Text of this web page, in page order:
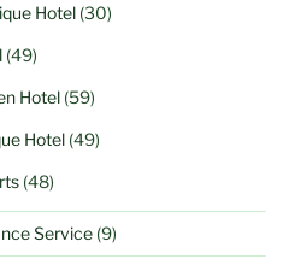
Hotel(30)
(49)
Hotel(59)
Hotel(49)
(48)
Service(9)